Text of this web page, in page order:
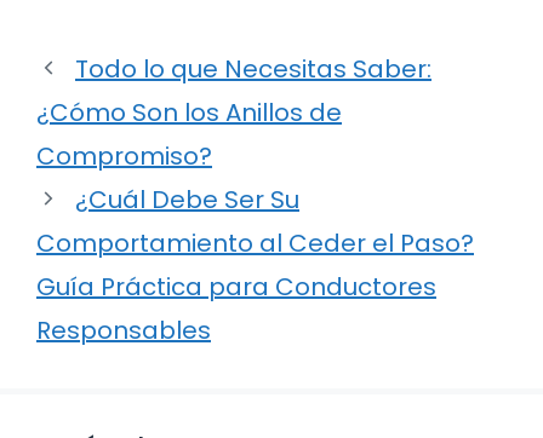
Todo lo que Necesitas Saber:
¿Cómo Son los Anillos de
Compromiso?
¿Cuál Debe Ser Su
Comportamiento al Ceder el Paso?
Guía Práctica para Conductores
Responsables